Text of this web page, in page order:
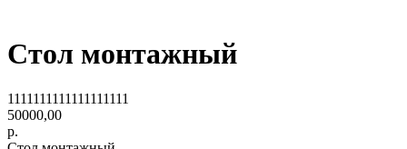
Стол монтажный
1111111111111111111
50000,00
р.